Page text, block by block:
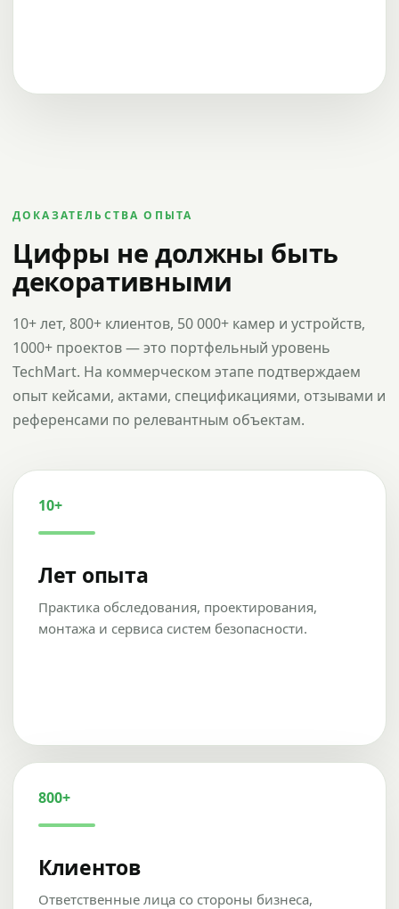
ДОКАЗАТЕЛЬСТВА ОПЫТА
Цифры не должны быть
декоративными
10+ лет, 800+ клиентов, 50 000+ камер и устройств,
1000+ проектов — это портфельный уровень
TechMart. На коммерческом этапе подтверждаем
опыт кейсами, актами, спецификациями, отзывами и
референсами по релевантным объектам.
10+
Лет опыта
Практика обследования, проектирования,
монтажа и сервиса систем безопасности.
800+
Клиентов
Ответственные лица со стороны бизнеса,